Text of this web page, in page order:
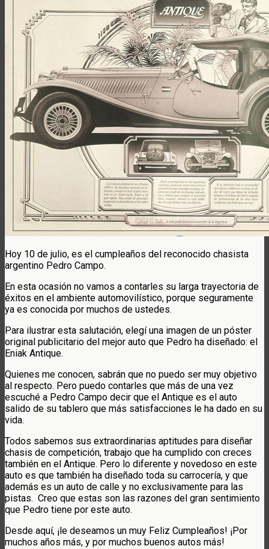
Hoy 10 de julio, es el cumpleaños del reconocido chasista
argentino Pedro Campo.
En esta ocasión no vamos a contarles su larga trayectoria de
éxitos en el ambiente automovilístico, porque seguramente
ya es conocida por muchos de ustedes.
Para ilustrar esta salutación, elegí una imagen de un póster
original publicitario del mejor auto que Pedro ha diseñado: el
Eniak Antique.
Quienes me conocen, sabrán que no puedo ser muy objetivo
al respecto. Pero puedo contarles que más de una vez
escuché a Pedro Campo decir que el Antique es el auto
salido de su tablero que más satisfacciones le ha dado en su
vida.
Todos sabemos sus extraordinarias aptitudes para diseñar
chasis de competición, trabajo que ha cumplido con creces
también en el Antique. Pero lo diferente y novedoso en este
auto es que también ha diseñado toda su carrocería, y que
además es un auto de calle y no exclusivamente para las
pistas. Creo que estas son las razones del gran sentimiento
que Pedro tiene por este auto.
Desde aquí, ¡le deseamos un muy Feliz Cumpleaños! ¡Por
muchos años más, y por muchos buenos autos más!